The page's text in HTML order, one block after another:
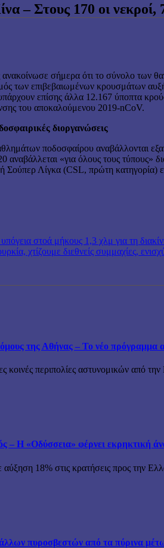
– Στους 170 οι
σήμερα ότι το σύνολο των
των επιβεβαιωμένων κρουσμάτων
επίσης άλλα 12.167 ύποπτα
του αποκαλούμενου 2019-nCoV.
διοργανώσεις
ποδοσφαίρου αναβάλλονται
«για όλους τους τύπους»
Σούπερ Λίγκα (CSL, πρώτη
στοά μήκους 1,3 χλμ για τη
χτίζουμε διεθνείς συμμαχίες,
της Αθήνας – Το νέο πρόγραμμα
κοινές περιπολίες αστυνομικών από
– Η «Οδύσσεια» φέρνει εκρηκτική
18% στις κρατήσεις προς την
πυροσβεστών από τα πύρινα